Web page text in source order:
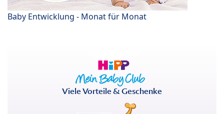
Baby Entwicklung - Monat für Monat
Viele Vorteile & Geschenke